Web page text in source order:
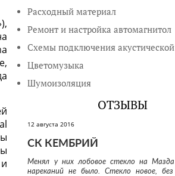
Расходный материал
Ремонт и настройка автомагнитол
Схемы подключения
Цветомузыка
Шумоизоляция
ОТЗЫВЫ
12 августа 2016
СК КЕМБРИЙ
Менял у них лобовое стекло на
нареканий не было. Стекло новое, без